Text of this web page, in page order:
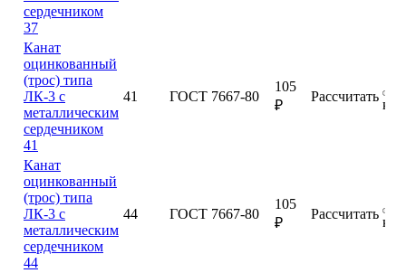
сердечником
37
Канат
оцинкованный
(трос) типа
ЛК-3 с
металлическим
сердечником
41
41 ГОСТ 7667-80
105
₽
Рассчитать
Канат
оцинкованный
(трос) типа
ЛК-3 с
металлическим
сердечником
44
44 ГОСТ 7667-80
105
₽
Рассчитать